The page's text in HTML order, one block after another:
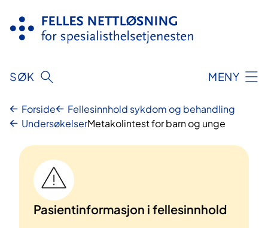
innhold
SØK MENY
Forside
Fellesinnhold sykdom og behandling
UndersøkelserMetakolintest for barn og unge
Pasientinformasjon i fellesinnhold